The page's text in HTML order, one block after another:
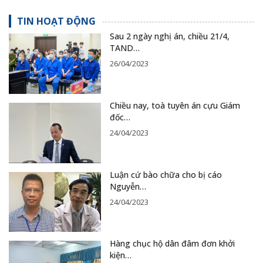
TIN HOẠT ĐỘNG
Sau 2 ngày nghị án, chiều 21/4,
TAND…
26/04/2023
Chiều nay, toà tuyên án cựu Giám
đốc…
24/04/2023
Luận cứ bào chữa cho bị cáo
Nguyễn…
24/04/2023
Hàng chục hộ dân đâm đơn khởi
kiện…